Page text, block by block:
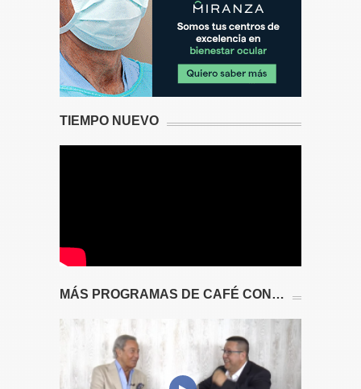
TIEMPO NUEVO
MÁS PROGRAMAS DE CAFÉ CON…